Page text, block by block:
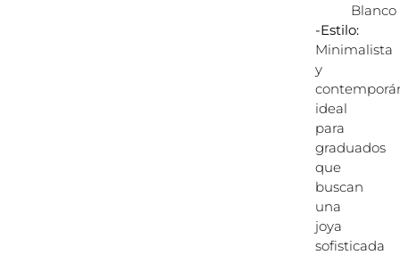
Blanco
-Estilo:
Minimalista
y
ideal
para
graduados
que
buscan
una
joya
sofisticada